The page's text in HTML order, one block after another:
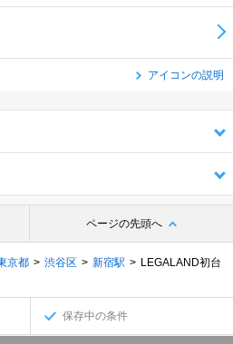
アイコンの説明
ページの先頭へ
京都 渋谷区 新宿駅
LEGALAND初台
保存中の条件